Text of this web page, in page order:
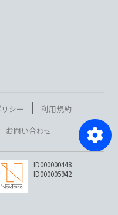
シー
利用規約
お問い合わせ
ID000000448
ID000005942